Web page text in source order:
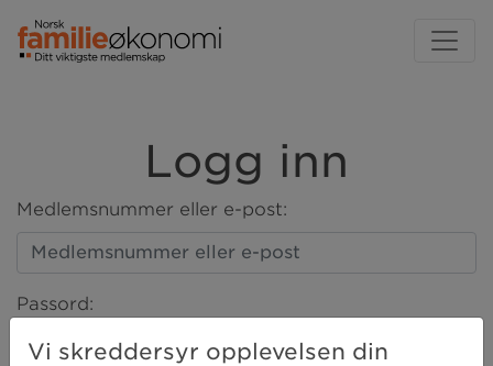
Logg inn
Medlemsnummer eller e-post:
Passord:
Vi skreddersyr opplevelsen din